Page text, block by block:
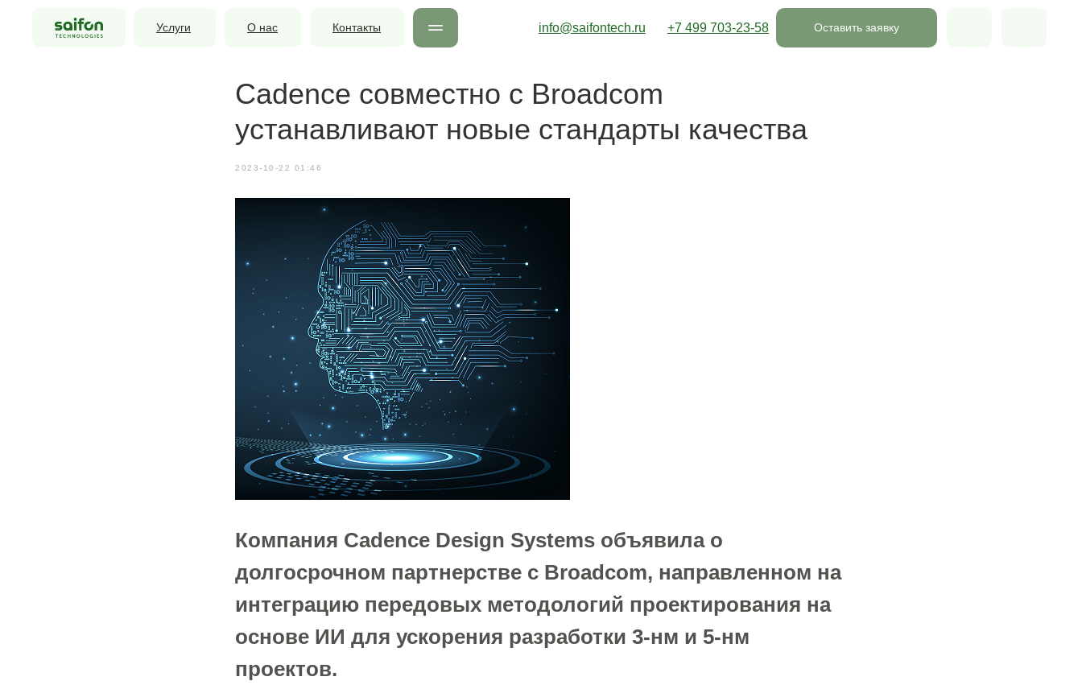
Услуги О нас Контакты +7 499 703-23-58
info@saifontech.ru Оставить заявку
Cadence совместно с Broadcom
устанавливают новые стандарты качества
2023-10-22 01:46
Компания Cadence Design Systems объявила о
долгосрочном партнерстве с Broadcom, направленном на
интеграцию передовых методологий проектирования на
основе ИИ для ускорения разработки 3-нм и 5-нм
проектов.